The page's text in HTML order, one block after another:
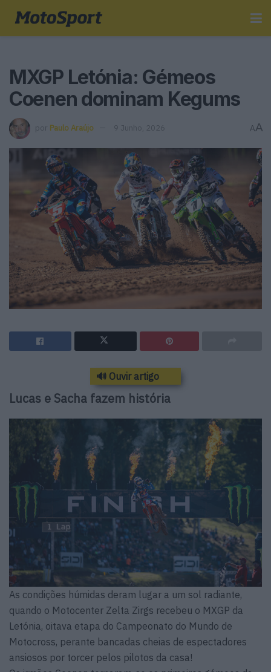
MXGP Letónia: Gémeos
Coenen dominam Kegums
por Paulo Araújo 9 Junho, 2026 AA
🔊 Ouvir artigo
Lucas e Sacha fazem história
As condições húmidas deram lugar a um sol radiante,
quando o Motocenter Zelta Zirgs recebeu o MXGP da
Letónia, oitava etapa do Campeonato do Mundo de
Motocross, perante bancadas cheias de espectadores
ansiosos por torcer pelos pilotos da casa!